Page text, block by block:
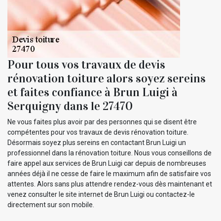
Pour tous vos travaux de devis
rénovation toiture alors soyez sereins
et faites confiance à Brun Luigi à
Serquigny dans le 27470
Ne vous faites plus avoir par des personnes qui se disent être
compétentes pour vos travaux de devis rénovation toiture.
Désormais soyez plus sereins en contactant Brun Luigi un
professionnel dans la rénovation toiture. Nous vous conseillons de
faire appel aux services de Brun Luigi car depuis de nombreuses
années déjà il ne cesse de faire le maximum afin de satisfaire vos
attentes. Alors sans plus attendre rendez-vous dès maintenant et
venez consulter le site internet de Brun Luigi ou contactez-le
directement sur son mobile.